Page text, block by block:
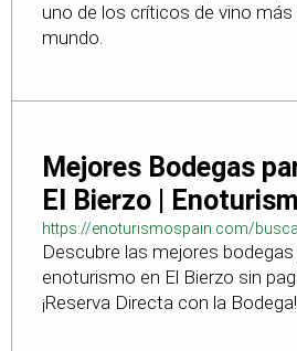
uno de los críticos de vino
mundo.
Mejores Bodegas
El Bierzo |
https://enoturismospain.com/
bodegas-en-leon
Descubre las mejores
enoturismo en El Bierzo sin
¡Reserva Directa con la Bodega!